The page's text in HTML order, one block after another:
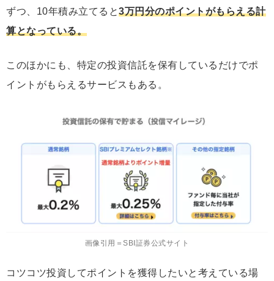
ずつ、10年積み立てると3万円分のポイントがもらえる計
算となっている。
このほかにも、特定の投資信託を保有しているだけでポ
イントがもらえるサービスもある。
画像引用＝SBI証券公式サイト
コツコツ投資してポイントを獲得したいと考えている場